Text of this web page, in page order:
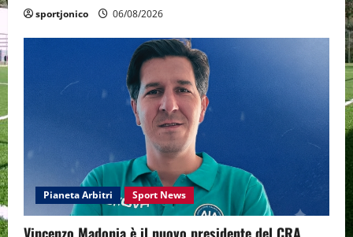
sportjonico 06/08/2026
Pianeta Arbitri Sport News
Vincenzo Madonia è il nuovo presidente del CRA